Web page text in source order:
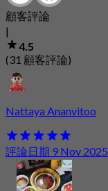
顧客評論
|
4.5
(31 顧客評論)
Nattaya Ananvitoo
評論日期 9 Nov 2025